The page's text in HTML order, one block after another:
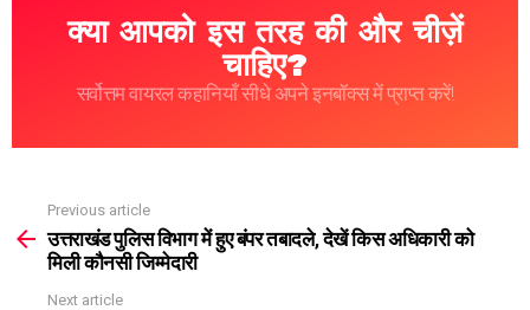
क्या आपको इस तरह की और चीज़ें
चाहिए?
सर्वोत्तम वायरल कहानियाँ सीधे अपने इनबॉक्स में प्राप्त करें!
more
Previous article
उत्तराखंड पुलिस विभाग में हुए बंपर तबादले, देखें किस अधिकारी को
मिली कौनसी जिम्मेदारी
Next article